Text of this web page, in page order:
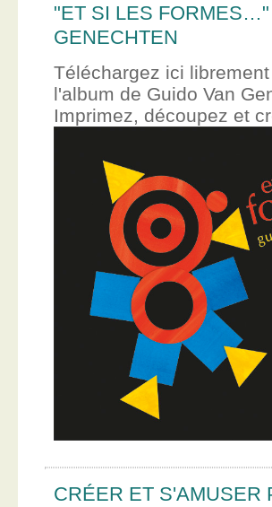
"ET SI LES
GENECHTEN
Téléchargez ici
l'album de Guido Van
Imprimez, découpez et
CRÉER ET S'AMUSER